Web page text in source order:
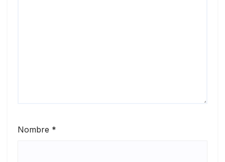
Nombre *